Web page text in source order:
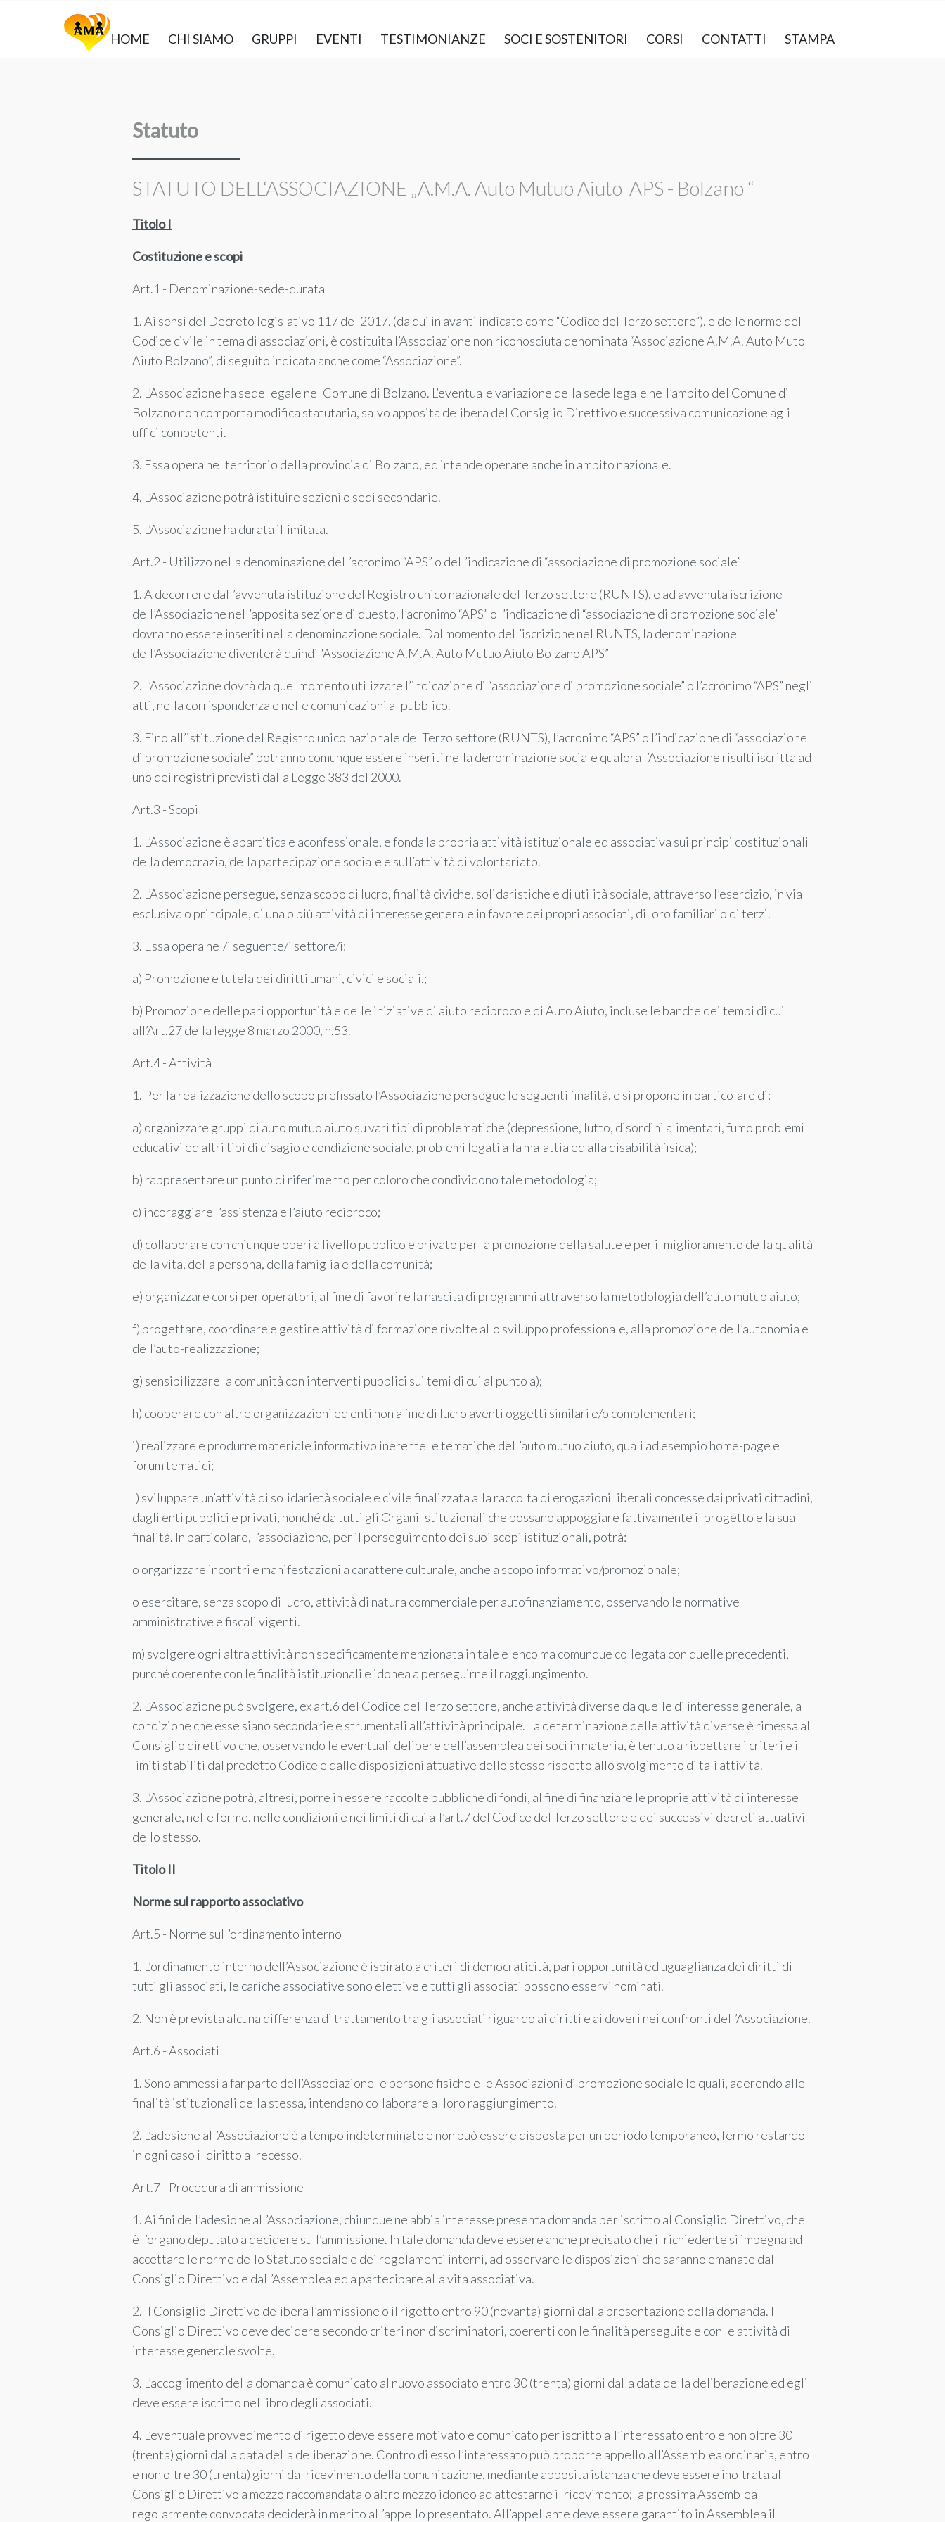
HOME CHI SIAMO GRUPPI EVENTI TESTIMONIANZE SOCI E SOSTENITORI CORSI CONTATTI STAMPA
Statuto
STATUTO DELL‘ASSOCIAZIONE „A.M.A. Auto Mutuo Aiuto APS - Bolzano “
Titolo I
Costituzione e scopi
Art.1 - Denominazione-sede-durata
1. Ai sensi del Decreto legislativo 117 del 2017, (da qui in avanti indicato come “Codice del Terzo settore”), e delle norme del
Codice civile in tema di associazioni, è costituita l’Associazione non riconosciuta denominata “Associazione A.M.A. Auto Muto
Aiuto Bolzano”, di seguito indicata anche come “Associazione”.
2. L’Associazione ha sede legale nel Comune di Bolzano. L’eventuale variazione della sede legale nell’ambito del Comune di
Bolzano non comporta modifica statutaria, salvo apposita delibera del Consiglio Direttivo e successiva comunicazione agli
uffici competenti.
3. Essa opera nel territorio della provincia di Bolzano, ed intende operare anche in ambito nazionale.
4. L’Associazione potrà istituire sezioni o sedi secondarie.
5. L’Associazione ha durata illimitata.
Art.2 - Utilizzo nella denominazione dell’acronimo “APS” o dell’indicazione di “associazione di promozione sociale”
1. A decorrere dall’avvenuta istituzione del Registro unico nazionale del Terzo settore (RUNTS), e ad avvenuta iscrizione
dell’Associazione nell’apposita sezione di questo, l’acronimo “APS” o l’indicazione di “associazione di promozione sociale”
dovranno essere inseriti nella denominazione sociale. Dal momento dell’iscrizione nel RUNTS, la denominazione
dell’Associazione diventerà quindi “Associazione A.M.A. Auto Mutuo Aiuto Bolzano APS”
2. L’Associazione dovrà da quel momento utilizzare l’indicazione di “associazione di promozione sociale” o l’acronimo “APS” negli
atti, nella corrispondenza e nelle comunicazioni al pubblico.
3. Fino all’istituzione del Registro unico nazionale del Terzo settore (RUNTS), l’acronimo “APS” o l’indicazione di “associazione
di promozione sociale” potranno comunque essere inseriti nella denominazione sociale qualora l’Associazione risulti iscritta ad
uno dei registri previsti dalla Legge 383 del 2000.
Art.3 - Scopi
1. L’Associazione è apartitica e aconfessionale, e fonda la propria attività istituzionale ed associativa sui principi costituzionali
della democrazia, della partecipazione sociale e sull’attività di volontariato.
2. L’Associazione persegue, senza scopo di lucro, finalità civiche, solidaristiche e di utilità sociale, attraverso l’esercizio, in via
esclusiva o principale, di una o più attività di interesse generale in favore dei propri associati, di loro familiari o di terzi.
3. Essa opera nel/i seguente/i settore/i:
a) Promozione e tutela dei diritti umani, civici e sociali.;
b) Promozione delle pari opportunità e delle iniziative di aiuto reciproco e di Auto Aiuto, incluse le banche dei tempi di cui
all’Art.27 della legge 8 marzo 2000, n.53.
Art.4 - Attività
1. Per la realizzazione dello scopo prefissato l’Associazione persegue le seguenti finalità, e si propone in particolare di:
a) organizzare gruppi di auto mutuo aiuto su vari tipi di problematiche (depressione, lutto, disordini alimentari, fumo problemi
educativi ed altri tipi di disagio e condizione sociale, problemi legati alla malattia ed alla disabilità fisica);
b) rappresentare un punto di riferimento per coloro che condividono tale metodologia;
c) incoraggiare l’assistenza e l’aiuto reciproco;
d) collaborare con chiunque operi a livello pubblico e privato per la promozione della salute e per il miglioramento della qualità
della vita, della persona, della famiglia e della comunità;
e) organizzare corsi per operatori, al fine di favorire la nascita di programmi attraverso la metodologia dell’auto mutuo aiuto;
f) progettare, coordinare e gestire attività di formazione rivolte allo sviluppo professionale, alla promozione dell’autonomia e
dell’auto-realizzazione;
g) sensibilizzare la comunità con interventi pubblici sui temi di cui al punto a);
h) cooperare con altre organizzazioni ed enti non a fine di lucro aventi oggetti similari e/o complementari;
i) realizzare e produrre materiale informativo inerente le tematiche dell’auto mutuo aiuto, quali ad esempio home-page e
forum tematici;
l) sviluppare un’attività di solidarietà sociale e civile finalizzata alla raccolta di erogazioni liberali concesse dai privati cittadini,
dagli enti pubblici e privati, nonché da tutti gli Organi Istituzionali che possano appoggiare fattivamente il progetto e la sua
finalità. In particolare, l’associazione, per il perseguimento dei suoi scopi istituzionali, potrà:
o organizzare incontri e manifestazioni a carattere culturale, anche a scopo informativo/promozionale;
o esercitare, senza scopo di lucro, attività di natura commerciale per autofinanziamento, osservando le normative
amministrative e fiscali vigenti.
m) svolgere ogni altra attività non specificamente menzionata in tale elenco ma comunque collegata con quelle precedenti,
purché coerente con le finalità istituzionali e idonea a perseguirne il raggiungimento.
2. L’Associazione può svolgere, ex art.6 del Codice del Terzo settore, anche attività diverse da quelle di interesse generale, a
condizione che esse siano secondarie e strumentali all’attività principale. La determinazione delle attività diverse è rimessa al
Consiglio direttivo che, osservando le eventuali delibere dell’assemblea dei soci in materia, è tenuto a rispettare i criteri e i
limiti stabiliti dal predetto Codice e dalle disposizioni attuative dello stesso rispetto allo svolgimento di tali attività.
3. L’Associazione potrà, altresì, porre in essere raccolte pubbliche di fondi, al fine di finanziare le proprie attività di interesse
generale, nelle forme, nelle condizioni e nei limiti di cui all’art.7 del Codice del Terzo settore e dei successivi decreti attuativi
dello stesso.
Titolo II
Norme sul rapporto associativo
Art.5 - Norme sull’ordinamento interno
1. L’ordinamento interno dell’Associazione è ispirato a criteri di democraticità, pari opportunità ed uguaglianza dei diritti di
tutti gli associati, le cariche associative sono elettive e tutti gli associati possono esservi nominati.
2. Non è prevista alcuna differenza di trattamento tra gli associati riguardo ai diritti e ai doveri nei confronti dell’Associazione.
Art.6 - Associati
1. Sono ammessi a far parte dell’Associazione le persone fisiche e le Associazioni di promozione sociale le quali, aderendo alle
finalità istituzionali della stessa, intendano collaborare al loro raggiungimento.
2. L’adesione all’Associazione è a tempo indeterminato e non può essere disposta per un periodo temporaneo, fermo restando
in ogni caso il diritto al recesso.
Art.7 - Procedura di ammissione
1. Ai fini dell’adesione all’Associazione, chiunque ne abbia interesse presenta domanda per iscritto al Consiglio Direttivo, che
è l’organo deputato a decidere sull’ammissione. In tale domanda deve essere anche precisato che il richiedente si impegna ad
accettare le norme dello Statuto sociale e dei regolamenti interni, ad osservare le disposizioni che saranno emanate dal
Consiglio Direttivo e dall’Assemblea ed a partecipare alla vita associativa.
2. Il Consiglio Direttivo delibera l’ammissione o il rigetto entro 90 (novanta) giorni dalla presentazione della domanda. Il
Consiglio Direttivo deve decidere secondo criteri non discriminatori, coerenti con le finalità perseguite e con le attività di
interesse generale svolte.
3. L’accoglimento della domanda è comunicato al nuovo associato entro 30 (trenta) giorni dalla data della deliberazione ed egli
deve essere iscritto nel libro degli associati.
4. L’eventuale provvedimento di rigetto deve essere motivato e comunicato per iscritto all’interessato entro e non oltre 30
(trenta) giorni dalla data della deliberazione. Contro di esso l’interessato può proporre appello all’Assemblea ordinaria, entro
e non oltre 30 (trenta) giorni dal ricevimento della comunicazione, mediante apposita istanza che deve essere inoltrata al
Consiglio Direttivo a mezzo raccomandata o altro mezzo idoneo ad attestarne il ricevimento; la prossima Assemblea
regolarmente convocata deciderà in merito all’appello presentato. All’appellante deve essere garantito in Assemblea il